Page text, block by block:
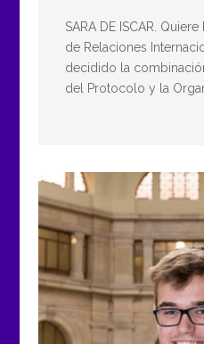
SARA DE ISCAR.
de Relaciones
decidido la
del Protocolo y la